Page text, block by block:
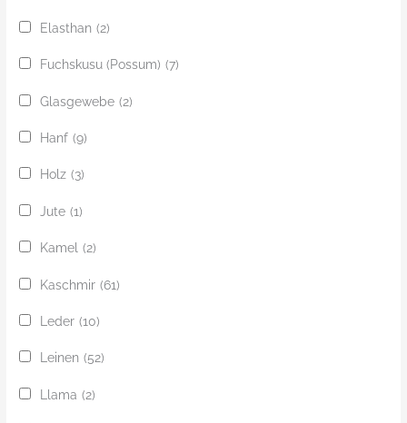
Elasthan (2)
Fuchskusu (Possum) (7)
Glasgewebe (2)
Hanf (9)
Holz (3)
Jute (1)
Kamel (2)
Kaschmir (61)
Leder (10)
Leinen (52)
Llama (2)